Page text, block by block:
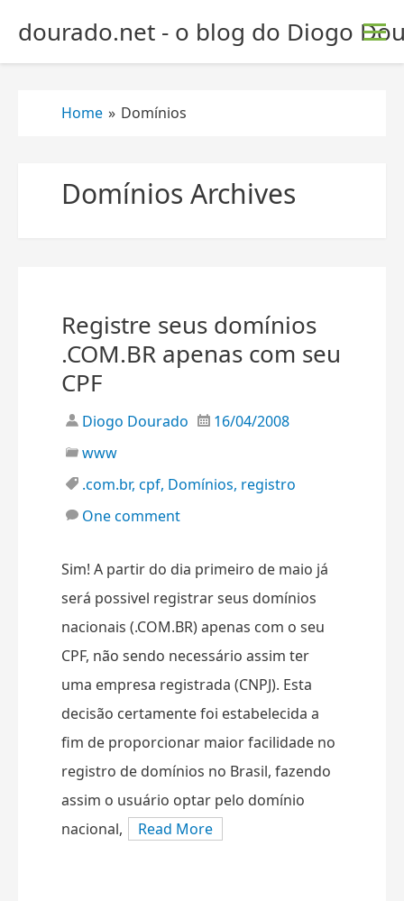
dourado.net - o blog do Diogo
Home » Domínios
Domínios Archives
Registre seus domínios
.COM.BR apenas com seu
CPF
Diogo Dourado
16/04/2008
www
.com.br, cpf, Domínios, registro
One comment
Sim! A partir do dia primeiro de maio já
será possivel registrar seus domínios
nacionais (.COM.BR) apenas com o seu
CPF, não sendo necessário assim ter
uma empresa registrada (CNPJ). Esta
decisão certamente foi estabelecida a
fim de proporcionar maior facilidade no
registro de domínios no Brasil, fazendo
assim o usuário optar pelo domínio
nacional,
Read More